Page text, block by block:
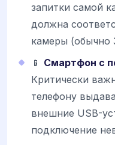
запитки самой
должна
камеры (обычно
📱 Смартфон с
Критически
телефону
внешние USB-
подключение